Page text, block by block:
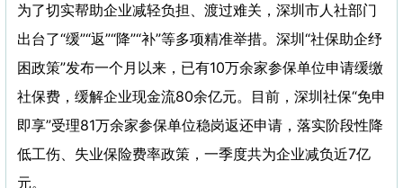
为了切实帮助企业减轻负担、渡过难关，深圳市人社部门
出台了“缓”“返”“降”“补”等多项精准举措。深圳“社保助企纾
困政策”发布一个月以来，已有10万余家参保单位申请缓缴
社保费，缓解企业现金流80余亿元。目前，深圳社保“免申
即享”受理81万余家参保单位稳岗返还申请，落实阶段性降
低工伤、失业保险费率政策，一季度共为企业减负近7亿
元。